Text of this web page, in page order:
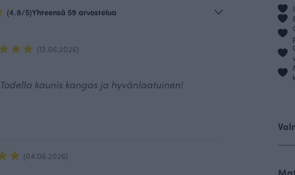
(4.8/5)Yhteensä 59 arvostelua
(13.06.2026)
Todella kaunis kangas ja hyvänlaatuinen!
(04.06.2026)